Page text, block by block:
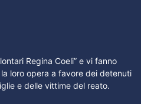
Regina Coeli” e vi fanno
loro opera a favore dei detenuti
e delle vittime del reato.